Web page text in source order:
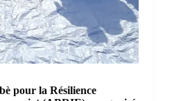
pour la Résilience